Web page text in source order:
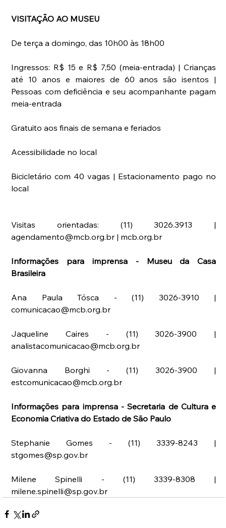
VISITAÇÃO AO MUSEU
De terça a domingo, das 10h00 às 18h00
Ingressos: R$ 15 e R$ 7,50 (meia-entrada) | Crianças
até 10 anos e maiores de 60 anos são isentos |
Pessoas com deficiência e seu acompanhante pagam
meia-entrada
Gratuito aos finais de semana e feriados
Acessibilidade no local
Bicicletário com 40 vagas | Estacionamento pago no
local
Visitas orientadas: (11) 3026.3913 |
agendamento@mcb.org.br | mcb.org.br
Informações para imprensa - Museu da Casa
Brasileira
Ana Paula Tósca - (11) 3026-3910 |
comunicacao@mcb.org.br
Jaqueline Caires - (11) 3026-3900 |
analistacomunicacao@mcb.org.br
Giovanna Borghi - (11) 3026-3900 |
estcomunicacao@mcb.org.br
Informações para imprensa - Secretaria de Cultura e
Economia Criativa do Estado de São Paulo
Stephanie Gomes - (11) 3339-8243 |
stgomes@sp.gov.br
Milene Spinelli - (11) 3339-8308 |
milene.spinelli@sp.gov.br